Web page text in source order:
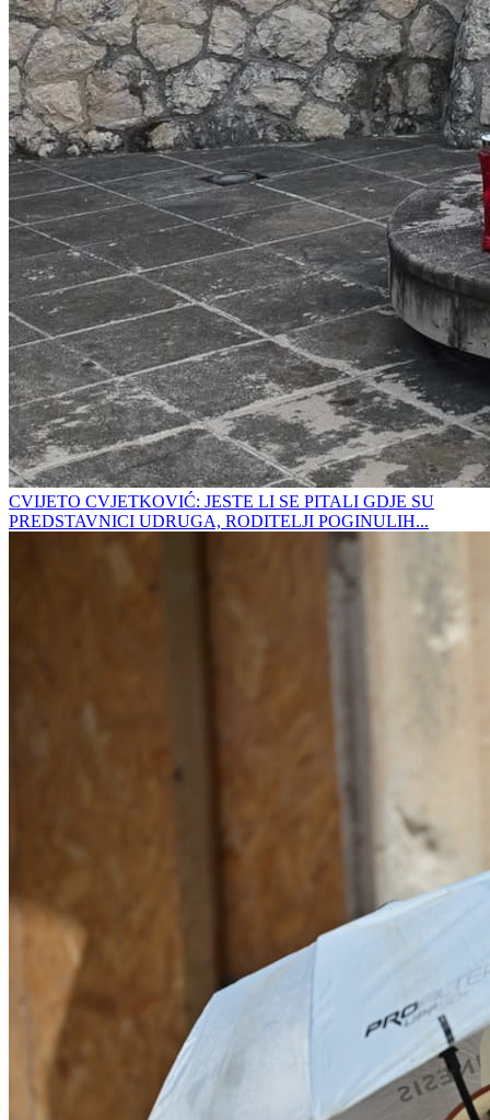
CVIJETO CVJETKOVIĆ: JESTE LI SE PITALI GDJE SU
PREDSTAVNICI UDRUGA, RODITELJI POGINULIH...